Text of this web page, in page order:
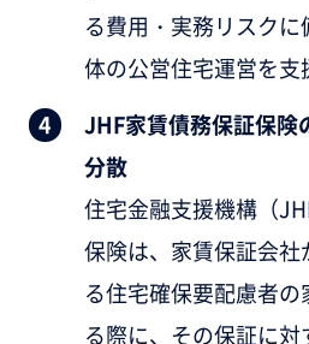
る費用・実務リスク
体の公営住宅運営を支
JHF家賃債務保証保険
分散
住宅金融支援機構（
保険は、家賃保証会
る住宅確保要配慮者
る際に、その保証に